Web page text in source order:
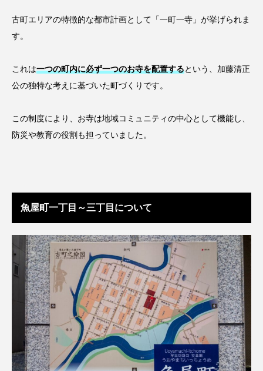
古町エリアの特徴的な都市計画として「一町一寺」が挙げられま
す。
これは一つの町内に必ず一つのお寺を配置するという、加藤清正
公の独特な考えに基づいた町づくりです。
この制度により、お寺は地域コミュニティの中心として機能し、
防災や教育の役割も担っていました。
魚屋町一丁目～三丁目について